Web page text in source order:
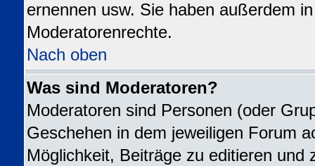
ernennen usw. Sie haben außerdem
Moderatorenrechte.
Nach oben
Was sind Moderatoren?
Moderatoren sind Personen (oder
Geschehen in dem jeweiligen Forum
Möglichkeit, Beiträge zu editieren und